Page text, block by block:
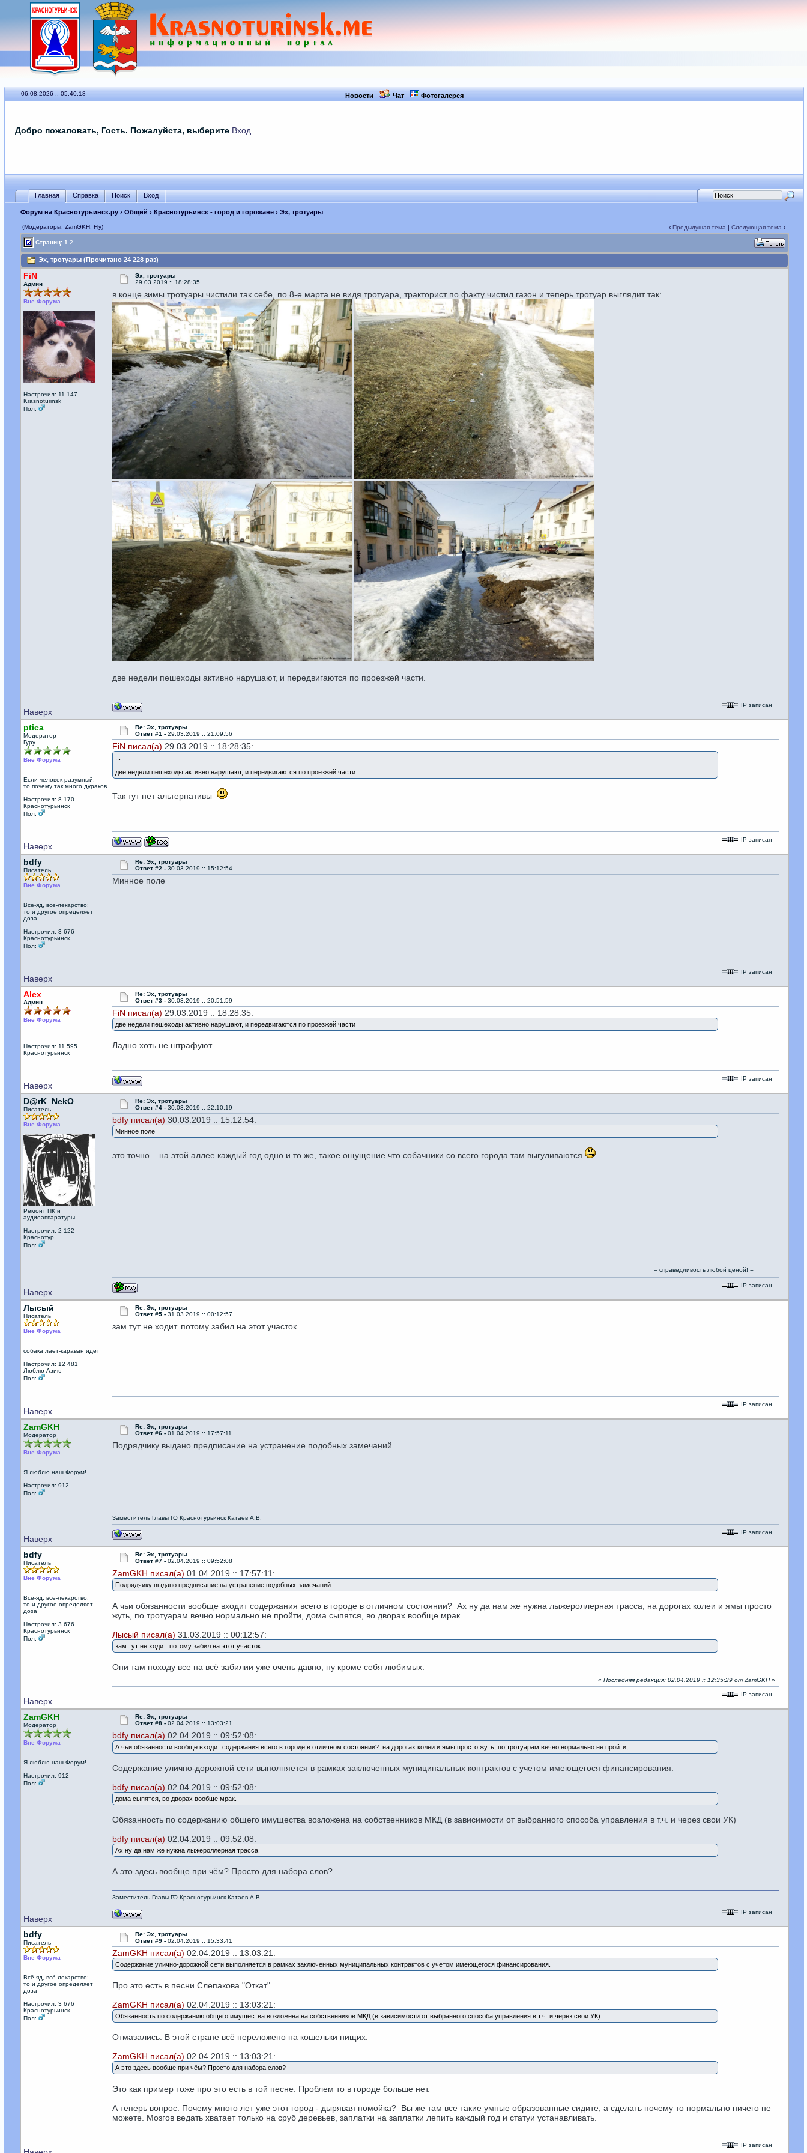
06.08.2026 :: 05:40:18 Новости Чат Фотогалерея
Добро пожаловать, Гость. Пожалуйста, выберите Вход
Главная Справка Поиск Вход
Форум на Краснотурьинск.ру› Общий › Краснотурьинск - город и горожане› Эх, тротуары
(Модераторы: ZamGKH, Fly) ‹Предыдущая тема |Следующая тема ›
Страниц:1 2
Эх, тротуары (Прочитано 24 228 раз)
FiN
Админ
Вне Форума
Настрочил: 11 147
Krasnoturinsk
Пол:
Эх, тротуары
29.03.2019 :: 18:28:35
в конце зимы тротуары чистили так себе, по 8-е марта не видя тротуара, тракторист по факту чистил газон и теперь тротуар выглядит так:
две недели пешеходы активно нарушают, и передвигаются по проезжей части.
Наверх
IP записан
ptica
Модератор
Гуру
Вне Форума
Если человек разумный,
то почему так много дураков
Настрочил: 8 170
Краснотурьинск
Пол:
Re: Эх, тротуары
Ответ #1 - 29.03.2019 :: 21:09:56
FiN писал(а) 29.03.2019 :: 18:28:35:
две недели пешеходы активно нарушают, и передвигаются по проезжей части.
Так тут нет альтернативы
Наверх
IP записан
bdfy
Писатель
Вне Форума
Всё-яд, всё-лекарство;
то и другое определяет
доза
Настрочил: 3 676
Краснотурьинск
Пол:
Re: Эх, тротуары
Ответ #2 - 30.03.2019 :: 15:12:54
Минное поле
Наверх
IP записан
Alex
Админ
Вне Форума
Настрочил: 11 595
Краснотурьинск
Re: Эх, тротуары
Ответ #3 - 30.03.2019 :: 20:51:59
FiN писал(а) 29.03.2019 :: 18:28:35:
две недели пешеходы активно нарушают, и передвигаются по проезжей части
Ладно хоть не штрафуют.
Наверх
IP записан
D@rK_NekO
Писатель
Вне Форума
Ремонт ПК и
аудиоаппаратуры
Настрочил: 2 122
Краснотур
Пол:
Re: Эх, тротуары
Ответ #4 - 30.03.2019 :: 22:10:19
bdfy писал(а) 30.03.2019 :: 15:12:54:
Минное поле
это точно... на этой аллее каждый год одно и то же, такое ощущение что собачники со всего города там выгуливаются
Наверх
= справедливость любой ценой! =
IP записан
Лысый
Писатель
Вне Форума
собака лает-караван идет
Настрочил: 12 481
Люблю Азию
Пол:
Re: Эх, тротуары
Ответ #5 - 31.03.2019 :: 00:12:57
зам тут не ходит. потому забил на этот участок.
Наверх
IP записан
ZamGKH
Модератор
Вне Форума
Я люблю наш Форум!
Настрочил: 912
Пол:
Re: Эх, тротуары
Ответ #6 - 01.04.2019 :: 17:57:11
Подрядчику выдано предписание на устранение подобных замечаний.
Наверх
Заместитель Главы ГО Краснотурьинск Катаев А.В.
IP записан
bdfy
Писатель
Вне Форума
Всё-яд, всё-лекарство;
то и другое определяет
доза
Настрочил: 3 676
Краснотурьинск
Пол:
Re: Эх, тротуары
Ответ #7 - 02.04.2019 :: 09:52:08
ZamGKH писал(а) 01.04.2019 :: 17:57:11:
Подрядчику выдано предписание на устранение подобных замечаний.
А чьи обязанности вообще входит содержания всего в городе в отличном состоянии? Ах ну да нам же нужна лыжероллерная трасса, на дорогах колеи и ямы просто
жуть, по тротуарам вечно нормально не пройти, дома сыпятся, во дворах вообще мрак.
Лысый писал(а) 31.03.2019 :: 00:12:57:
зам тут не ходит. потому забил на этот участок.
Они там походу все на всё забилии уже очень давно, ну кроме себя любимых.
Наверх
«Последняя редакция: 02.04.2019 :: 12:35:29 от ZamGKH»
IP записан
ZamGKH
Модератор
Вне Форума
Я люблю наш Форум!
Настрочил: 912
Пол:
Re: Эх, тротуары
Ответ #8 - 02.04.2019 :: 13:03:21
bdfy писал(а) 02.04.2019 :: 09:52:08:
А чьи обязанности вообще входит содержания всего в городе в отличном состоянии? на дорогах колеи и ямы просто жуть, по тротуарам вечно нормально не пройти,
Содержание улично-дорожной сети выполняется в рамках заключенных муниципальных контрактов с учетом имеющегося финансирования.
bdfy писал(а) 02.04.2019 :: 09:52:08:
дома сыпятся, во дворах вообще мрак.
Обязанность по содержанию общего имущества возложена на собственников МКД (в зависимости от выбранного способа управления в т.ч. и через свои УК)
bdfy писал(а) 02.04.2019 :: 09:52:08:
Ах ну да нам же нужна лыжероллерная трасса
А это здесь вообще при чём? Просто для набора слов?
Наверх
Заместитель Главы ГО Краснотурьинск Катаев А.В.
IP записан
bdfy
Писатель
Вне Форума
Всё-яд, всё-лекарство;
то и другое определяет
доза
Настрочил: 3 676
Краснотурьинск
Пол:
Re: Эх, тротуары
Ответ #9 - 02.04.2019 :: 15:33:41
ZamGKH писал(а) 02.04.2019 :: 13:03:21:
Содержание улично-дорожной сети выполняется в рамках заключенных муниципальных контрактов с учетом имеющегося финансирования.
Про это есть в песни Слепакова "Откат".
ZamGKH писал(а) 02.04.2019 :: 13:03:21:
Обязанность по содержанию общего имущества возложена на собственников МКД (в зависимости от выбранного способа управления в т.ч. и через свои УК)
Отмазались. В этой стране всё переложено на кошельки нищих.
ZamGKH писал(а) 02.04.2019 :: 13:03:21:
А это здесь вообще при чём? Просто для набора слов?
Это как пример тоже про это есть в той песне. Проблем то в городе больше нет.
А теперь вопрос. Почему много лет уже этот город - дырявая помойка? Вы же там все такие умные образованные сидите, а сделать почему то нормально ничего не
можете. Мозгов ведать хватает только на сруб деревьев, заплатки на заплатки лепить каждый год и статуи устанавливать.
IP записан